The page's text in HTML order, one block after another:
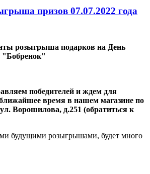
призов 07.07.2022 года
розыгрыша подарков на День
"Бобренок"
победителей и ждем для
время в нашем магазине по
Ворошилова, д.251 (обратиться к
будущими розыгрышами, будет много